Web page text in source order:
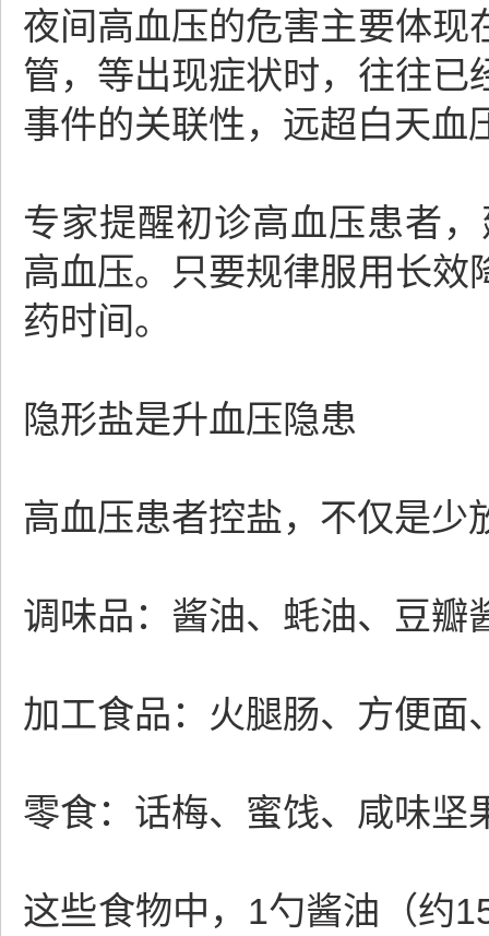
夜间高血压的危害主要体现
管，等出现症状时，往往已
事件的关联性，远超白天血
专家提醒初诊高血压患者
高血压。只要规律服用长效
药时间。
隐形盐是升血压隐患
高血压患者控盐，不仅是少
调味品：酱油、蚝油、豆瓣
加工食品：火腿肠、方便面
零食：话梅、蜜饯、咸味坚
这些食物中，1勺酱油（约